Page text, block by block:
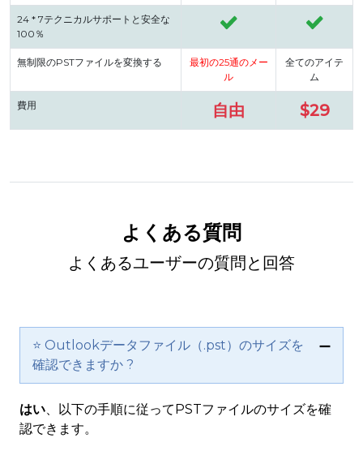
24 * 7テクニカルサポートと安全な
100％
無制限のPSTファイルを変換する
最初の25通のメー
ル
全てのアイテ
ム
費用 自由 $29
よくある質問
よくあるユーザーの質問と回答
⭐ Outlookデータファイル（.pst）のサイズを
確認できますか ?
はい、以下の手順に従ってPSTファイルのサイズを確
認できます。